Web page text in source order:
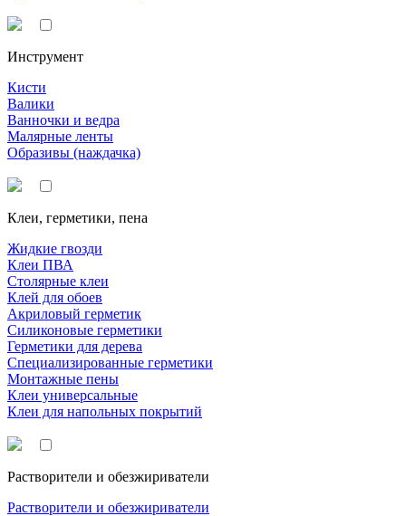
Инструмент
Кисти
Валики
Ванночки и ведра
Малярные ленты
Образивы (наждачка)
Клеи, герметики, пена
Жидкие гвозди
Клеи ПВА
Столярные клеи
Клей для обоев
Акриловый герметик
Силиконовые герметики
Герметики для дерева
Специализированные герметики
Монтажные пены
Клеи универсальные
Клеи для напольных покрытий
Растворители и обезжириватели
Растворители и обезжириватели